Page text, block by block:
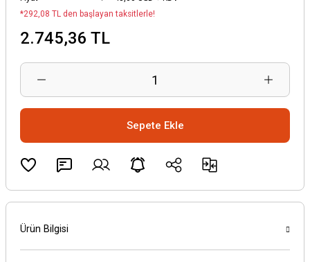
*292,08 TL den başlayan taksitlerle!
2.745,36 TL
Sepete Ekle
Ürün Bilgisi